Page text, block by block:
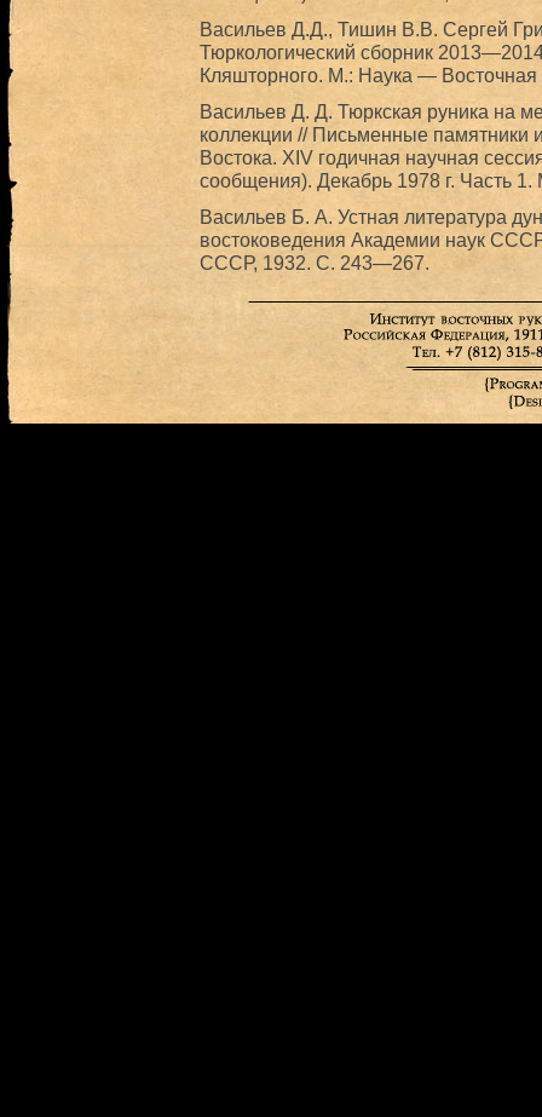
Васильев Д.Д., Тишин В.В. Сергей
Тюркологический сборник
Кляшторного. М.: Наука —
Васильев Д. Д. Тюркская руника на
коллекции // Письменные памятники
Востока. XIV годичная научная
сообщения). Декабрь 1978 г. Часть
Васильев Б. А. Устная литература
востоковедения Академии наук
СССР, 1932. C. 243—267.